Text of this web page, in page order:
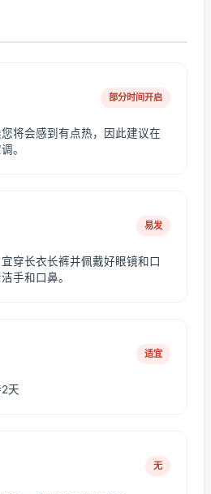
部分时间开启
将会感到有点热，因此建议在
。
易发
穿长衣长裤并佩戴好眼镜和口
手和口鼻。
适宜
天
无